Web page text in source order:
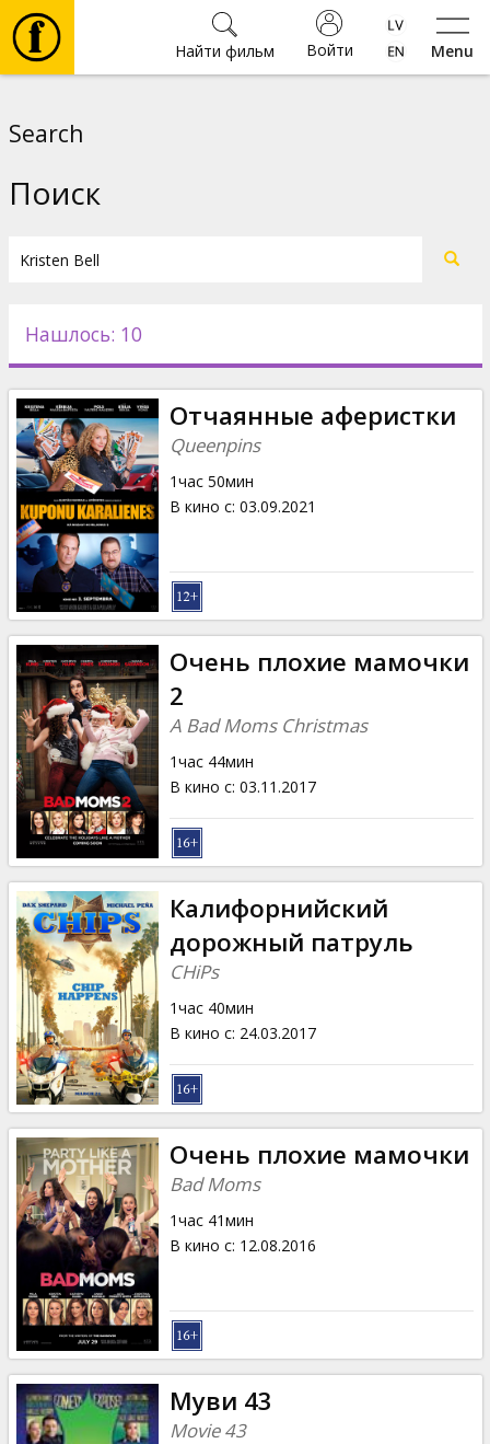
Menu
Войти
Найти фильм
Новости
Подарки
Кинозакуски
B2B
Клуб
Search
Поиск
Нашлось: 10
Отчаянные аферистки
Queenpins
1час 50мин
В кино с: 03.09.2021
Очень плохие мамочки
2
A Bad Moms Christmas
1час 44мин
В кино с: 03.11.2017
Калифорнийский
дорожный патруль
CHiPs
1час 40мин
В кино с: 24.03.2017
Очень плохие мамочки
Bad Moms
1час 41мин
В кино с: 12.08.2016
Муви 43
Movie 43